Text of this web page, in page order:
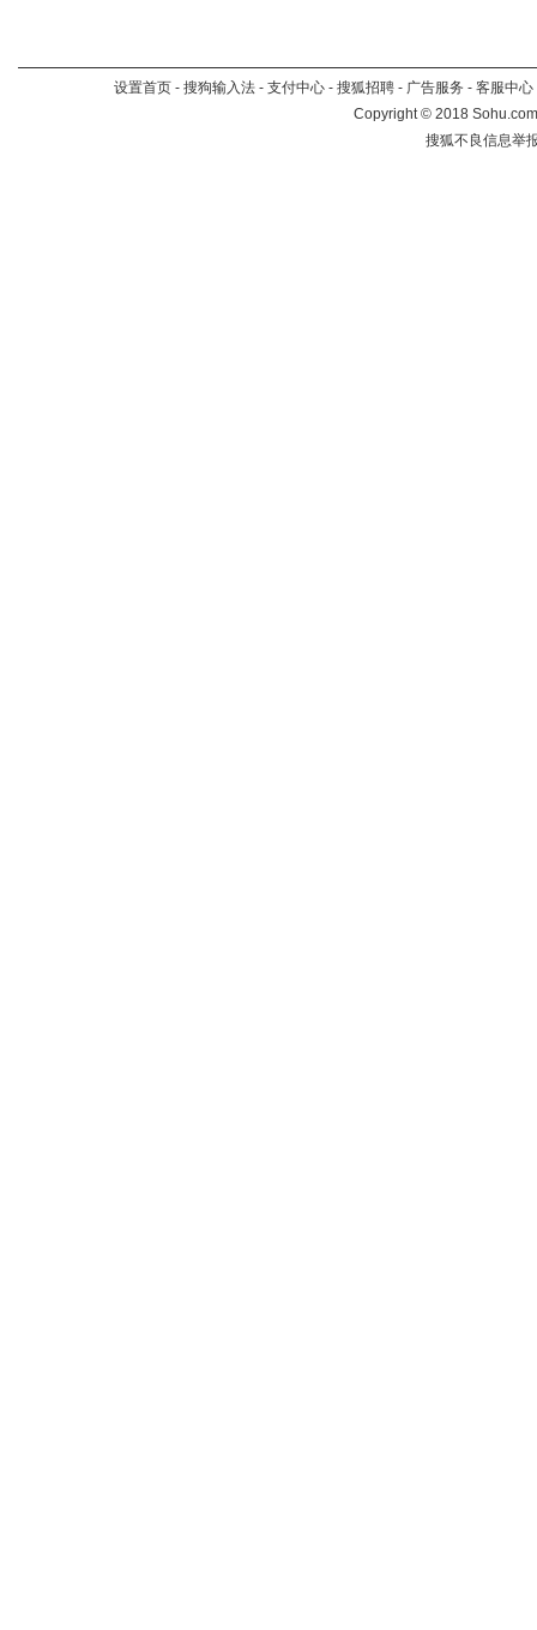
设置首页 - 搜狗输入法 - 支付中心 - 搜狐招聘 - 广告服务 - 客服中心
Copyright©2018
搜狐不良信息举